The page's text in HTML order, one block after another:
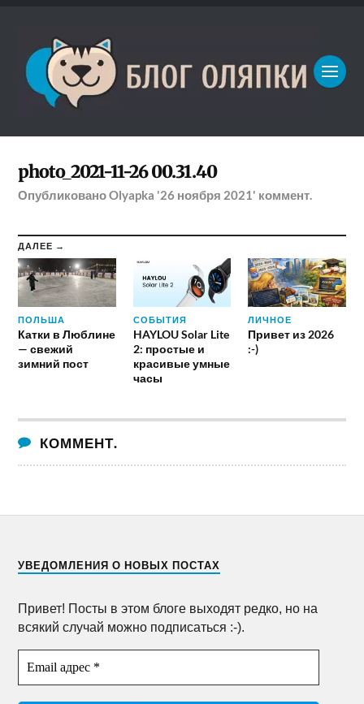
photo_2021-11-26 00.31.40
ОпубликованоOlyapka '26 ноября 2021' коммент.
ДАЛЕЕ →
ПОЛЬША
Катки в Люблине
— свежий
зимний пост
СОБЫТИЯ
HAYLOU Solar Lite
2: простые и
красивые умные
часы
ЛИЧНОЕ
Привет из 2026
:-)
КОММЕНТ.
УВЕДОМЛЕНИЯ О НОВЫХ ПОСТАХ
Привет! Посты в этом блоге выходят редко, но на
всякий случай можно подписаться :-).